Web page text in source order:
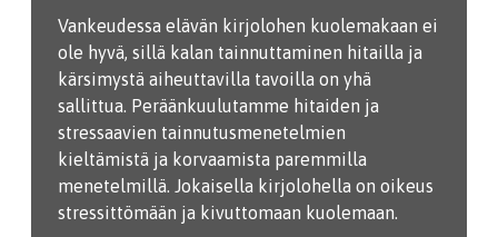
Vankeudessa elävän kirjolohen kuolemakaan ei
ole hyvä, sillä kalan tainnuttaminen hitailla ja
kärsimystä aiheuttavilla tavoilla on yhä
sallittua. Peräänkuulutamme hitaiden ja
stressaavien tainnutusmenetelmien
kieltämistä ja korvaamista paremmilla
menetelmillä. Jokaisella kirjolohella on oikeus
stressittömään ja kivuttomaan kuolemaan.